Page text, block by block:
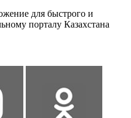
для быстрого и
порталу Казахстана